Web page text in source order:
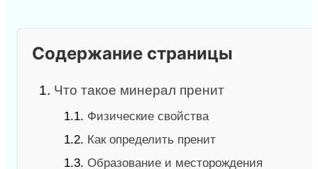
Содержание страницы
1. Что такое минерал пренит
1.1. Физические свойства
1.2. Как определить пренит
1.3. Образование и месторождения